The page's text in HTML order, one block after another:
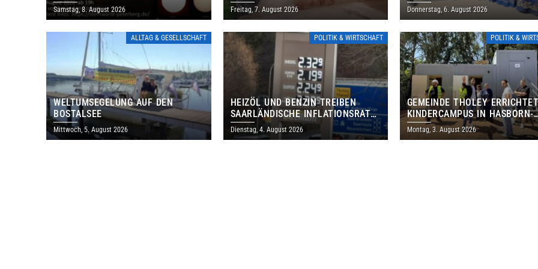
PETERBERG ÖFFNET KOSTENLOS
IHRE TORE
Samstag, 8. August 2026
LÄDT ZUM TAG DES OFFENEN
DENKMALS EIN
Freitag, 7. August 2026
BRASILIANISCHES
THOLEY
Donnerstag, 6. August 2026
ALLTAG & GESELLSCHAFT
WELTUMSEGELUNG AUF DEN
BOSTALSEE
Mittwoch, 5. August 2026
POLITIK & WIRTSCHAFT
HEIZÖL UND BENZIN TREIBEN
SAARLÄNDISCHE INFLATIONSRATE
IM JULI AUF 3,2 PROZENT
Dienstag, 4. August 2026
POLITIK &
GEMEINDE THOLEY
KINDERCAMPUS IN HASBORN-
DAUTWEILER FÜR RUND 8,5
MILLIONEN EURO
Montag, 3. August 2026